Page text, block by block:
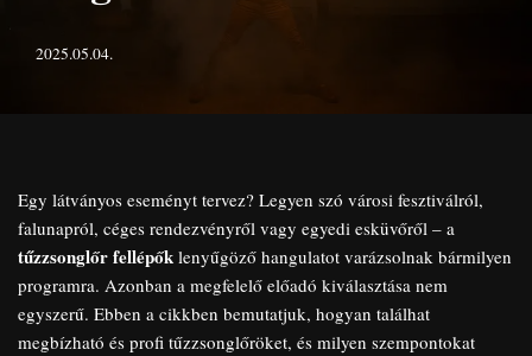
2025.05.04.
Egy látványos eseményt tervez? Legyen szó városi fesztiválról,
falunapról, céges rendezvényről vagy egyedi esküvőről – a
tűzzsonglőr fellépők lenyűgöző hangulatot varázsolnak bármilyen
programra. Azonban a megfelelő előadó kiválasztása nem
egyszerű. Ebben a cikkben bemutatjuk, hogyan találhat
megbízható és profi tűzzsonglőröket, és milyen szempontokat